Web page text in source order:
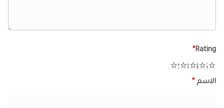
Rating
*
5
4
3
2
الاسم *